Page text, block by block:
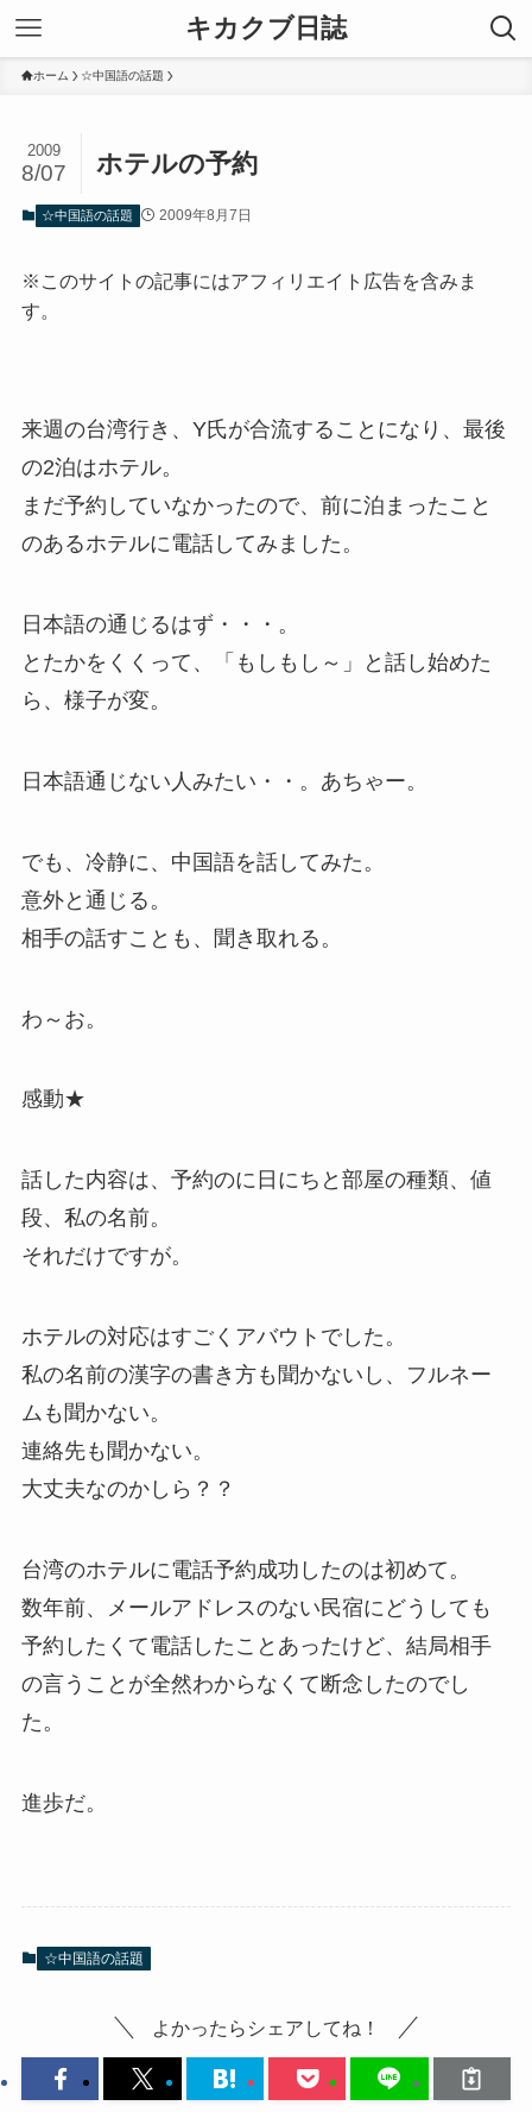
キカクブ日誌
ホーム ☆中国語の話題
ホテルの予約
2009
8/07
☆中国語の話題 2009年8月7日
※このサイトの記事にはアフィリエイト広告を含みま
す。
来週の台湾行き、Y氏が合流することになり、最後
の2泊はホテル。
まだ予約していなかったので、前に泊まったこと
のあるホテルに電話してみました。
日本語の通じるはず・・・。
とたかをくくって、「もしもし～」と話し始めた
ら、様子が変。
日本語通じない人みたい・・。あちゃー。
でも、冷静に、中国語を話してみた。
意外と通じる。
相手の話すことも、聞き取れる。
わ～お。
感動★
話した内容は、予約のに日にちと部屋の種類、値
段、私の名前。
それだけですが。
ホテルの対応はすごくアバウトでした。
私の名前の漢字の書き方も聞かないし、フルネー
ムも聞かない。
連絡先も聞かない。
大丈夫なのかしら？？
台湾のホテルに電話予約成功したのは初めて。
数年前、メールアドレスのない民宿にどうしても
予約したくて電話したことあったけど、結局相手
の言うことが全然わからなくて断念したのでし
た。
進歩だ。
☆中国語の話題
よかったらシェアしてね！